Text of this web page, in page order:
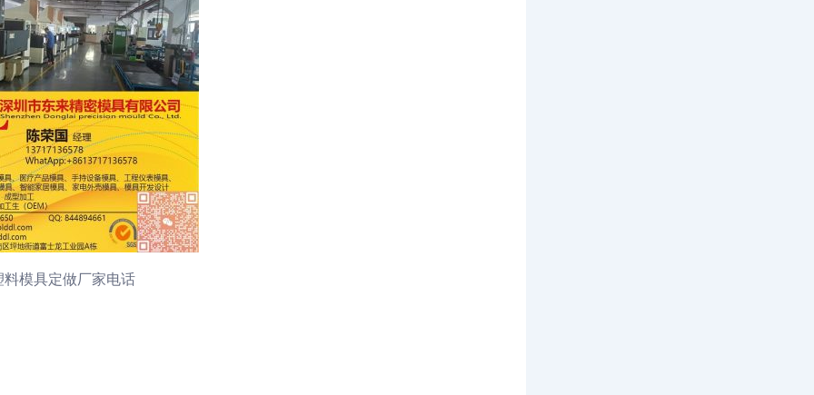
料模具定做厂家电话